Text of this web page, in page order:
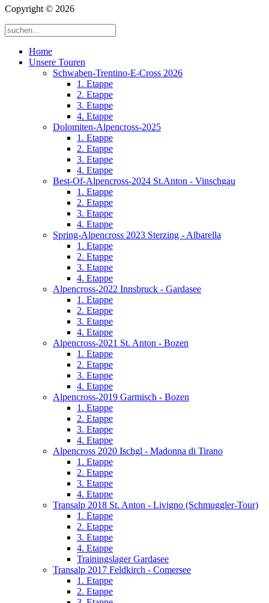
Copyright © 2026
Home
Unsere Touren
Schwaben-Trentino-E-Cross 2026
1. Etappe
2. Etappe
3. Etappe
4. Etappe
Dolomiten-Alpencross-2025
1. Etappe
2. Etappe
3. Etappe
4. Etappe
Best-Of-Alpencross-2024 St.Anton - Vinschgau
1. Etappe
2. Etappe
3. Etappe
4. Etappe
Spring-Alpencross 2023 Sterzing - Albarella
1. Etappe
2. Etappe
3. Etappe
4. Etappe
Alpencross-2022 Innsbruck - Gardasee
1. Etappe
2. Etappe
3. Etappe
4. Etappe
Alpencross-2021 St. Anton - Bozen
1. Etappe
2. Etappe
3. Etappe
4. Etappe
Alpencross-2019 Garmisch - Bozen
1. Etappe
2. Etappe
3. Etappe
4. Etappe
Alpencross 2020 Ischgl - Madonna di Tirano
1. Etappe
2. Etappe
3. Etappe
4. Etappe
Transalp 2018 St. Anton - Livigno (Schmuggler-Tour)
1. Etappe
2. Etappe
3. Etappe
4. Etappe
Trainingslager Gardasee
Transalp 2017 Feldkirch - Comersee
1. Etappe
2. Etappe